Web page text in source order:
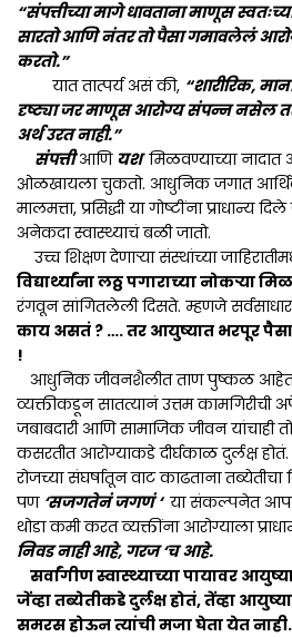
“संपत्तीच्या मागे धावताना माणूस
सारतो आणि नंतर तो पैसा गमावलेलं
करतो.”
यात तात्पर्य असं की, “शारीरिक,
दृष्ट्या जर माणूस आरोग्य संपन्न नसेल
अर्थ उरत नाही.”
संपत्तीआणि यश मिळवण्याच्या
ओळखायला चुकतो. आधुनिक जगात
मालमत्ता, प्रसिद्धी या गोष्टींना प्राधान्य
अनेकदा स्वास्थ्याचं बळी जातो.
उच्च शिक्षण देणाऱ्या संस्थांच्या
विद्यार्थ्यांना लठ्ठ पगाराच्या नोकऱ्या
रंगवून सांगितलेली दिसते. म्हणजे
काय असतं ? …. तर आयुष्यात भरपूर
!
आधुनिक जीवनशैलीत ताण पुष्कळ आहेत.
व्यक्तीकडून सातत्यानं उत्तम कामगिरीची
जबाबदारी आणि सामाजिक जीवन यांचाही
कसरतीत आरोग्याकडे दीर्घकाळ दुर्लक्ष
रोजच्या संघर्षातून वाट काढताना
पण ‘सजगतेनं जगणं ‘ या संकल्पनेत
थोडा कमी करत व्यक्तींना आरोग्याला
निवड नाही आहे, गरज ‘च आहे.
सर्वांगीण स्वास्थ्याच्या पायावर
जेंव्हा तब्येतीकडे दुर्लक्ष होतं, तेंव्हा
समरस होऊन त्यांची मजा घेता येत